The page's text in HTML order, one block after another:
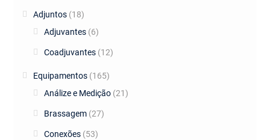
Adjuntos (18)
Adjuvantes (6)
Coadjuvantes (12)
Equipamentos (165)
Análize e Medição (21)
Brassagem (27)
Conexões (53)